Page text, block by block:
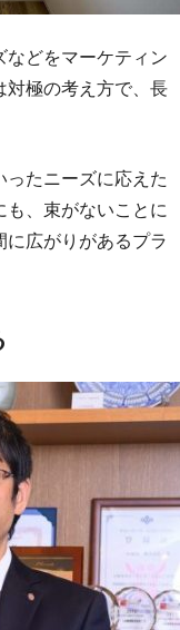
などをマーケティン
対極の考え方で、長
ったニーズに応えた
、束がないことに
広がりがあるプラ